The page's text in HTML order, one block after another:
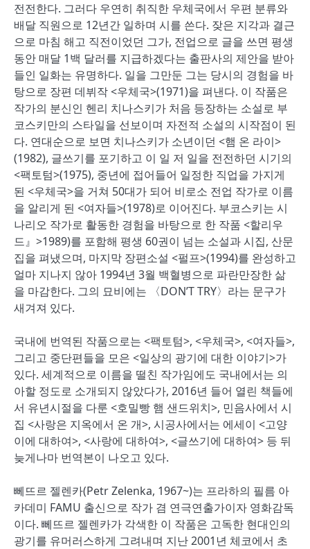
전전한다. 그러다 우연히 취직한 우체국에서 우편 분류와
배달 직원으로 12년간 일하며 시를 쓴다. 잦은 지각과 결근
으로 마침 해고 직전이었던 그가, 전업으로 글을 쓰면 평생
동안 매달 1백 달러를 지급하겠다는 출판사의 제안을 받아
들인 일화는 유명하다. 일을 그만둔 그는 당시의 경험을 바
탕으로 장편 데뷔작 <우체국>(1971)을 펴낸다. 이 작품은
작가의 분신인 헨리 치나스키가 처음 등장하는 소설로 부
코스키만의 스타일을 선보이며 자전적 소설의 시작점이 된
다. 연대순으로 보면 치나스키가 소년이던 <햄 온 라이>
(1982), 글쓰기를 포기하고 이 일 저 일을 전전하던 시기의
<팩토텀>(1975), 중년에 접어들어 일정한 직업을 가지게
된 <우체국>을 거쳐 50대가 되어 비로소 전업 작가로 이름
을 알리게 된 <여자들>(1978)로 이어진다. 부코스키는 시
나리오 작가로 활동한 경험을 바탕으로 한 작품 <할리우
드』>1989)를 포함해 평생 60권이 넘는 소설과 시집, 산문
집을 펴냈으며, 마지막 장편소설 <펄프>(1994)를 완성하고
얼마 지나지 않아 1994년 3월 백혈병으로 파란만장한 삶
을 마감한다. 그의 묘비에는 〈DON’T TRY〉라는 문구가
새겨져 있다.
국내에 번역된 작품으로는 <팩토텀>, <우체국>, <여자들>,
그리고 중단편들을 모은 <일상의 광기에 대한 이야기>가
있다. 세계적으로 이름을 떨친 작가임에도 국내에서는 의
아할 정도로 소개되지 않았다가, 2016년 들어 열린 책들에
서 유년시절을 다룬 <호밀빵 햄 샌드위치>, 민음사에서 시
집 <사랑은 지옥에서 온 개>, 시공사에서는 에세이 <고양
이에 대하여>, <사랑에 대하여>, <글쓰기에 대하여> 등 뒤
늦게나마 번역본이 나오고 있다.
뻬뜨르 젤렌카(Petr Zelenka, 1967~)는 프라하의 필름 아
카데미 FAMU 출신으로 작가 겸 연극연출가이자 영화감독
이다. 뻬뜨르 젤렌카가 각색한 이 작품은 고독한 현대인의
광기를 유머러스하게 그려내며 지난 2001년 체코에서 초